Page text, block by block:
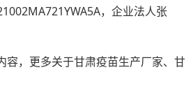
，企业法人张
容，更多关于甘肃疫苗生产厂家、甘